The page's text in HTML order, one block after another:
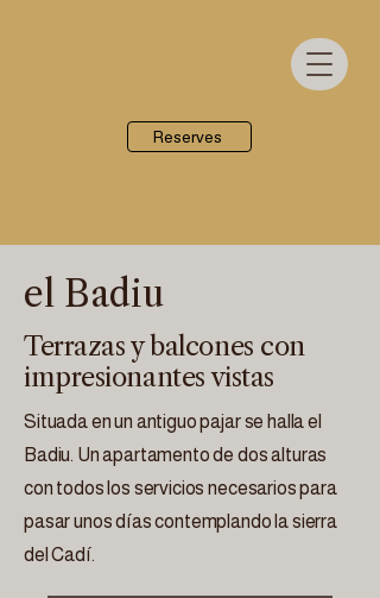
Reserves
el Badiu
Terrazas y balcones con
impresionantes vistas
Situada en un antiguo pajar se halla el
Badiu. Un apartamento de dos alturas
con todos los servicios necesarios para
pasar unos días contemplando la sierra
del Cadí.